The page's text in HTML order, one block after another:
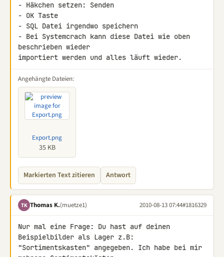
- Häkchen setzen: Senden
- OK Taste
- SQL Datei irgendwo speichern
- Bei Systemcrach kann diese Datei wie oben
beschrieben wieder
importiert werden und alles läuft wieder.
Angehängte Dateien:
Export.png
35 KB
Markierten Text zitieren Antwort
TK Thomas K.(muetze1) 2010-08-13 07:44#1816329
Nur mal eine Frage: Du hast auf deinen
Beispielbilder als Lager z.B:
"Sortimentskasten" angegeben. Ich habe bei mir